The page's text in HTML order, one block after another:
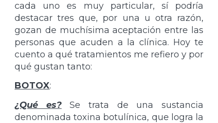
cada uno es muy particular, sí podría
destacar tres que, por una u otra razón,
gozan de muchísima aceptación entre las
personas que acuden a la clínica. Hoy te
cuento a qué tratamientos me refiero y por
qué gustan tanto:
BOTOX:
¿Qué es?Se trata de una sustancia
denominada toxina botulínica, que logra la